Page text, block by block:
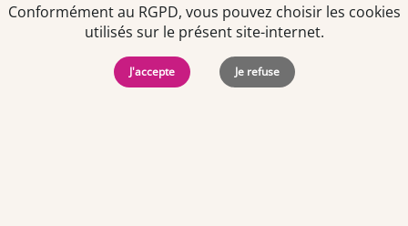
protection des
Copyright © 2026. Team
Officine. Tous droits
Conformément au RGPD, vous pouvez choisir les cookies
utilisés sur le présent site-internet.
J'accepte Je refuse